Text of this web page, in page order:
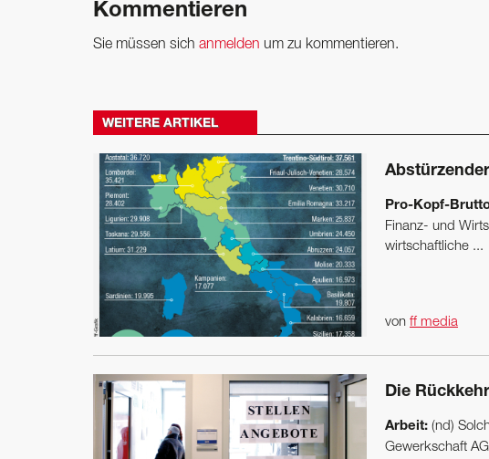
Kommentieren
Sie müssen sich anmelden um zu kommentieren.
WEITERE ARTIKEL
Pro-Kopf-
Finanz- und
wirtschaftliche ...
von ff media
Die
Arbeit: (nd)
Gewerkschaft